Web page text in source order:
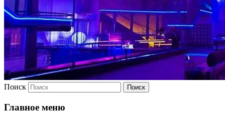
Поиск
Главное меню